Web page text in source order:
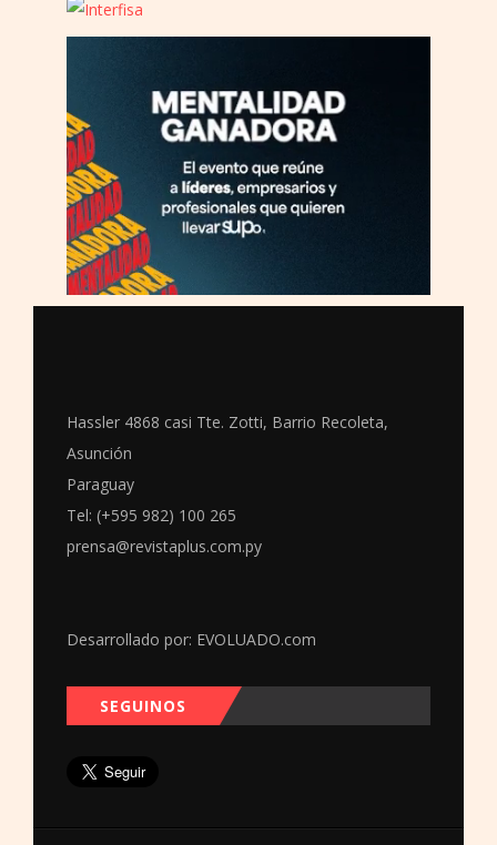
Hassler 4868 casi Tte. Zotti, Barrio Recoleta,
Asunción
Paraguay
Tel: (+595 982) 100 265
prensa@revistaplus.com.py
Desarrollado por: EVOLUADO.com
SEGUINOS